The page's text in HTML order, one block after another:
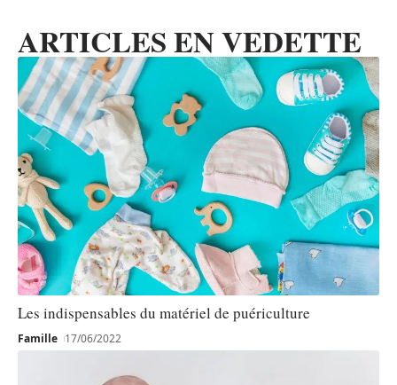
ARTICLES EN VEDETTE
Les indispensables du matériel de puériculture
Famille 17/06/2022